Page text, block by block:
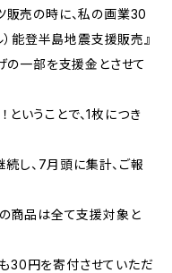
販売の時に、私の画業30
）能登半島地震支援販売』
の一部を支援金とさせて
ということで、1枚につき
し、7月頭に集計、ご報
商品は全て支援対象と
30円を寄付させていただ